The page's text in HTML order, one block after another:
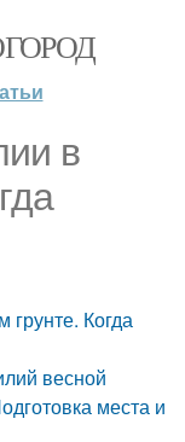
в
Когда
весной
места и